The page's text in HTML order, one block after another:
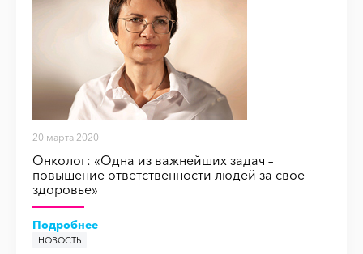
НОВОСТЬ
НОВОСТЬ
НОВОСТЬ
НОВОСТЬ
НОВОСТЬ
НОВОСТЬ
НОВОСТЬ
НОВОСТЬ
НОВОСТЬ
НОВОСТЬ
НОВОСТЬ
НОВОСТЬ
НОВОСТЬ
НОВОСТЬ
НОВОСТЬ
НОВОСТЬ
20 марта 2020
Онколог: «Одна из важнейших задач –
повышение ответственности людей за свое
здоровье»
Подробнее